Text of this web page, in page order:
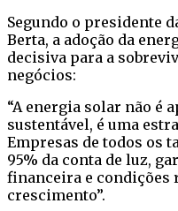
Segundo o presidente
Berta, a adoção da
decisiva para a
negócios:
“A energia solar não é
sustentável, é uma
Empresas de todos os
95% da conta de luz,
financeira e
crescimento”.